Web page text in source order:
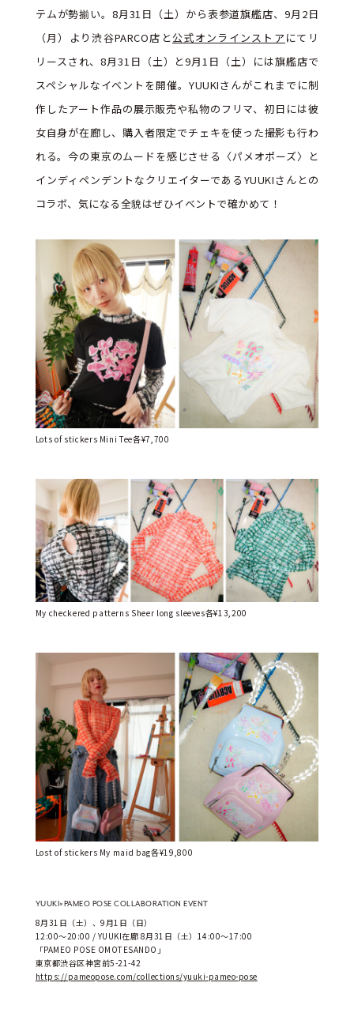
テムが勢揃い。8月31日（土）から表参道旗艦店、9月2日
（月）より渋谷PARCO店と公式オンラインストア にてリ
リースされ、8月31日（土）と9月1日（土）には旗艦店で
スペシャルなイベントを開催。YUUKIさんがこれまでに制
作したアート作品の展示販売や私物のフリマ、初日には彼
女自身が在廊し、購入者限定でチェキを使った撮影も行わ
れる。今の東京のムードを感じさせる〈パメオポーズ〉と
インディペンデントなクリエイターであるYUUKIさんとの
コラボ、気になる全貌はぜひイベントで確かめて！
Lots of stickers Mini Tee各¥7,700
My checkered patterns Sheer long sleeves各¥13,200
Lost of stickers My maid bag各¥19,800
YUUKI×PAMEO POSE COLLABORATION EVENT
8月31日（土）、9月1日（日）
12:00～20:00 / YUUKI在廊 8月31日（土）14:00～17:00
「PAMEO POSE OMOTESANDO」
東京都渋谷区神宮前5-21-42
https://pameopose.com/collections/yuuki-pameo-pose